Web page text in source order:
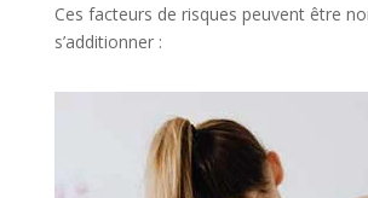
Ces facteurs de risques peuvent être
s’additionner :